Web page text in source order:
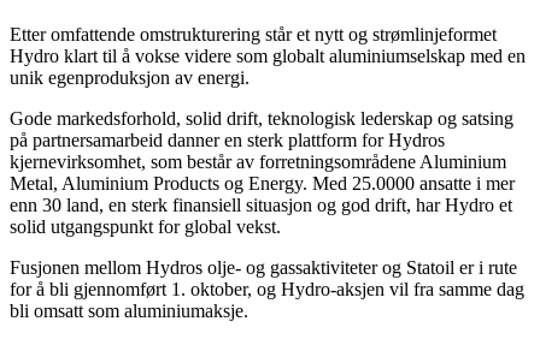
Etter omfattende omstrukturering står et nytt og strømlinjeformet
Hydro klart til å vokse videre som globalt aluminiumselskap med en
unik egenproduksjon av energi.
Gode markedsforhold, solid drift, teknologisk lederskap og satsing
på partnersamarbeid danner en sterk plattform for Hydros
kjernevirksomhet, som består av forretningsområdene Aluminium
Metal, Aluminium Products og Energy. Med 25.0000 ansatte i mer
enn 30 land, en sterk finansiell situasjon og god drift, har Hydro et
solid utgangspunkt for global vekst.
Fusjonen mellom Hydros olje- og gassaktiviteter og Statoil er i rute
for å bli gjennomført 1. oktober, og Hydro-aksjen vil fra samme dag
bli omsatt som aluminiumaksje.